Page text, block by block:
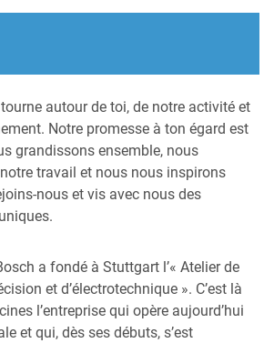
autour de toi, de notre activité et
Notre promesse à ton égard est
grandissons ensemble, nous
travail et nous nous inspirons
nous et vis avec nous des
a fondé à Stuttgart l’« Atelier de
et d’électrotechnique ». C’est là
l’entreprise qui opère aujourd’hui
et qui, dès ses débuts, s’est